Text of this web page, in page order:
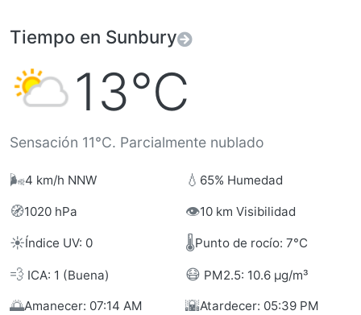
Tiempo en Sunbury
13°C
Sensación 11°C. Parcialmente nublado
🌬️4 km/h NNW 💧 65% Humedad
🧭1020 hPa 👁️10 km Visibilidad
☀️Índice UV: 0 🌡️Punto de rocío: 7°C
💨 ICA: 1 (Buena) 😷 PM2.5: 10.6 µg/m³
🌅Amanecer: 07:14 AM 🌇Atardecer: 05:39 PM